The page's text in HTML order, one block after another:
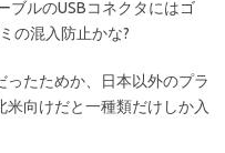
ブルのUSBコネクタにはゴ
の混入防止かな?
たためか、日本以外のプラ
向けだと一種類だけしか入